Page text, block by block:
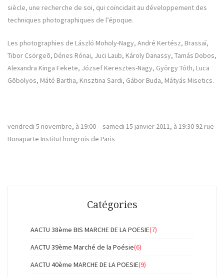
siècle, une recherche de soi, qui coïncidait au développement des
techniques photographiques de l’époque.
Les photographies de László Moholy-Nagy, André Kertész, Brassaï,
Tibor Csörgeõ, Dénes Rónai, Juci Laub, Károly Danassy, Tamás Dobos,
Alexandra Kinga Fekete, József Keresztes-Nagy, György Tóth, Luca
Gõbölyös, Máté Bartha, Krisztina Sardi, Gábor Buda, Mátyás Misetics.
vendredi 5 novembre, à 19:00 – samedi 15 janvier 2011, à 19:30 92 rue
Bonaparte Institut hongrois de Paris
Catégories
AACTU 38ème BIS MARCHE DE LA POESIE(7)
AACTU 39ème Marché de la Poésie(6)
AACTU 40ème MARCHE DE LA POESIE(9)